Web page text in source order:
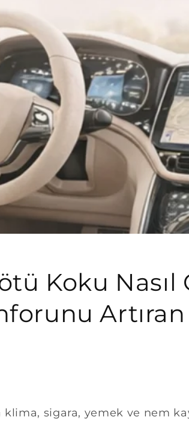
Koku Nasıl
sigara, yemek ve nem